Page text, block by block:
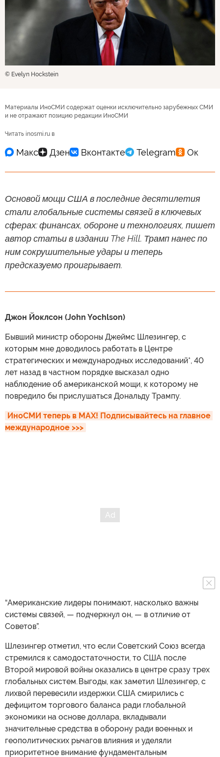
© Evelyn Hockstein
Материалы ИноСМИ содержат оценки исключительно зарубежных СМИ
и не отражают позицию редакции ИноСМИ
Читать inosmi.ru в
Основой мощи США в последние десятилетия
стали глобальные системы связей в ключевых
сферах: финансах, обороне и технологиях, пишет
автор статьи в издании The Hill. Трамп нанес по
ним сокрушительные удары и теперь
предсказуемо проигрывает.
Джон Йоклсон (John Yochlson)
Бывший министр обороны Джеймс Шлезингер, с
которым мне доводилось работать в Центре
стратегических и международных исследований*, 40
лет назад в частном порядке высказал одно
наблюдение об американской мощи, к которому не
повредило бы прислушаться Дональду Трампу.
ИноСМИ теперь в MAX! Подписывайтесь на главное
международное >>>
“Американские лидеры понимают, насколько важны
системы связей, — подчеркнул он, — в отличие от
Советов”.
Шлезингер отметил, что если Советский Союз всегда
стремился к самодостаточности, то США после
Второй мировой войны оказались в центре сразу трех
глобальных систем. Выгоды, как заметил Шлезингер, с
лихвой перевесили издержки. США смирились с
дефицитом торгового баланса ради глобальной
экономики на основе доллара, вкладывали
значительные средства в оборону ради военных и
геополитических рычагов влияния и уделяли
приоритетное внимание фундаментальным